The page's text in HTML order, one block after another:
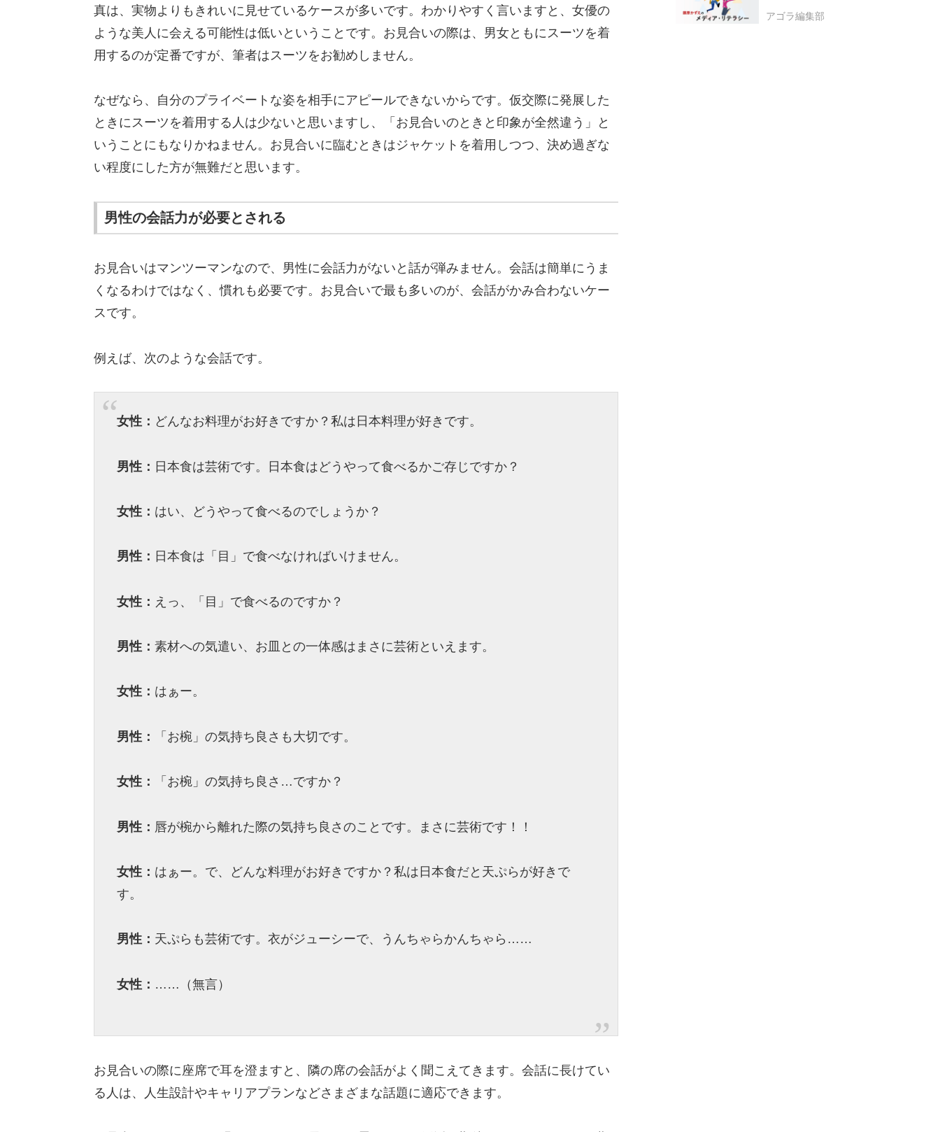
真は、実物よりもきれいに見せているケースが多いです。わかりやすく言いますと、女優の
ような美人に会える可能性は低いということです。お見合いの際は、男女ともにスーツを着
用するのが定番ですが、筆者はスーツをお勧めしません。
なぜなら、自分のプライベートな姿を相手にアピールできないからです。仮交際に発展した
ときにスーツを着用する人は少ないと思いますし、「お見合いのときと印象が全然違う」と
いうことにもなりかねません。お見合いに臨むときはジャケットを着用しつつ、決め過ぎな
い程度にした方が無難だと思います。
男性の会話力が必要とされる
お見合いはマンツーマンなので、男性に会話力がないと話が弾みません。会話は簡単にうま
くなるわけではなく、慣れも必要です。お見合いで最も多いのが、会話がかみ合わないケー
スです。
例えば、次のような会話です。
女性： どんなお料理がお好きですか？私は日本料理が好きです。
男性： 日本食は芸術です。日本食はどうやって食べるかご存じですか？
女性： はい、どうやって食べるのでしょうか？
男性： 日本食は「目」で食べなければいけません。
女性： えっ、「目」で食べるのですか？
男性：素材への気遣い、お皿との一体感はまさに芸術といえます。
女性： はぁー。
男性： 「お椀」の気持ち良さも大切です。
女性： 「お椀」の気持ち良さ…ですか？
男性： 唇が椀から離れた際の気持ち良さのことです。まさに芸術です！！
女性： はぁー。で、どんな料理がお好きですか？私は日本食だと天ぷらが好きで
す。
男性： 天ぷらも芸術です。衣がジューシーで、うんちゃらかんちゃら……
女性： ……（無言）
お見合いの際に座席で耳を澄ますと、隣の席の会話がよく聞こえてきます。会話に長けてい
る人は、人生設計やキャリアプランなどさまざまな話題に適応できます。
アゴラ編集部